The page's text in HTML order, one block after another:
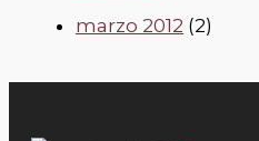
marzo 2012 (2)